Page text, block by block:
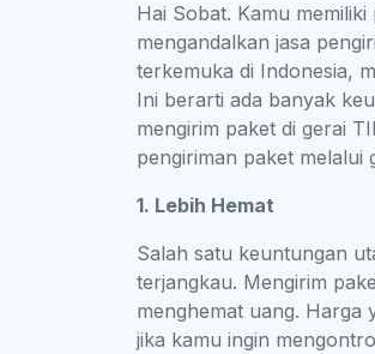
Hai Sobat. Kamu
mengandalkan jasa
terkemuka di Indonesia,
Ini berarti ada banyak
mengirim paket di gerai
pengiriman paket melalui
1. Lebih Hemat
Salah satu keuntungan
terjangkau. Mengirim
menghemat uang. Harga
jika kamu ingin